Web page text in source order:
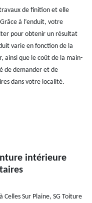
de finition et elle
à l’enduit, votre
pour obtenir un résultat
varie en fonction de la
ainsi que le coût de la main-
de demander et de
dans votre localité.
intérieure
Sur Plaine, SG Toiture